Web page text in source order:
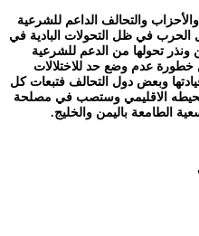
والتحالف الداعم للشرعية
الحرب في ظل التحولات البادية في
تحولها من الدعم للشرعية
عدم وضع حد للاختلالات
وبعض دول التحالف فتبعات كل
الاقليمي وستصب في مصلحة
الطامعة باليمن والخليج.